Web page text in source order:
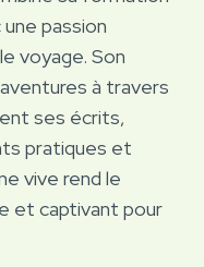
passion
voyage. Son
à travers
ses écrits,
pratiques et
vive rend le
et captivant pour